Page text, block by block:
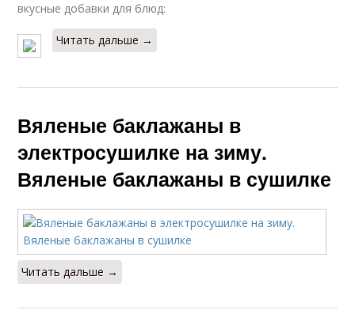
вкусные добавки для блюд:
Читать дальше →
Вяленые баклажаны в
электросушилке на зиму.
Вяленые баклажаны в сушилке
Читать дальше →